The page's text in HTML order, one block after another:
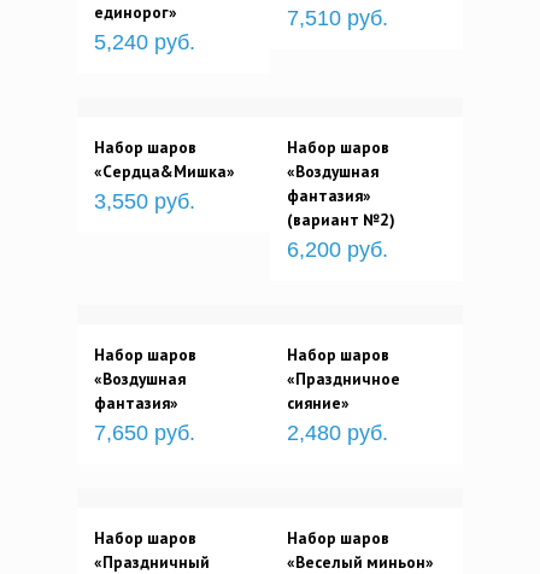
единорог»
5,240 руб.
7,510 руб.
Набор шаров
«Сердца&Мишка»
3,550 руб.
Набор шаров
«Воздушная
фантазия»
(вариант №2)
6,200 руб.
Набор шаров
«Воздушная
фантазия»
7,650 руб.
Набор шаров
«Праздничное
сияние»
2,480 руб.
Набор шаров
«Праздничный
Набор шаров
«Веселый миньон»